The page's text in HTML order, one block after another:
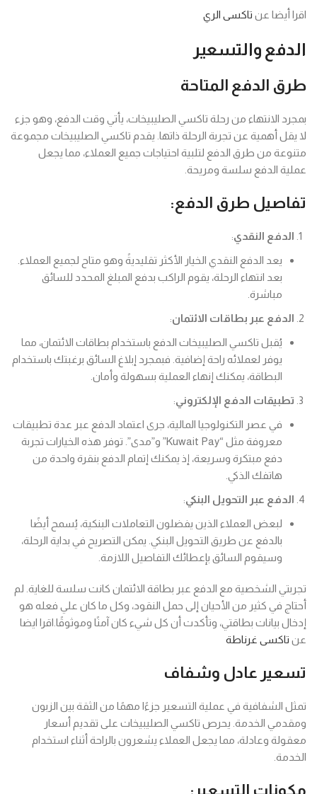
اقرا أيضا عن تاكسى الري
الدفع والتسعير
طرق الدفع المتاحة
بمجرد الانتهاء من رحلة تاكسي الصليبيخات، يأتي وقت الدفع، وهو جزء
لا يقل أهمية عن تجربة الرحلة ذاتها. يقدم تاكسي الصليبيخات مجموعة
متنوعة من طرق الدفع لتلبية احتياجات جميع العملاء، مما يجعل
عملية الدفع سلسة ومريحة.
تفاصيل طرق الدفع:
الدفع النقدي:
يعد الدفع النقدي الخيار الأكثر تقليديةً وهو متاح لجميع العملاء.
بعد انتهاء الرحلة، يقوم الراكب بدفع المبلغ المحدد للسائق
مباشرة.
الدفع عبر بطاقات الائتمان:
يُقبل تاكسي الصليبيخات الدفع باستخدام بطاقات الائتمان، مما
يوفر لعملائه راحة إضافية. فبمجرد إبلاغ السائق برغبتك باستخدام
البطاقة، يمكنك إنهاء العملية بسهولة وأمان.
تطبيقات الدفع الإلكتروني:
في عصر التكنولوجيا المالية، جرى اعتماد الدفع عبر عدة تطبيقات
معروفة مثل “Kuwait Pay” و”مدى”. توفر هذه الخيارات تجربة
دفع مبتكرة وسريعة، إذ يمكنك إتمام الدفع بنقرة واحدة من
هاتفك الذكي.
الدفع عبر التحويل البنكي:
لبعض العملاء الذين يفضلون التعاملات البنكية، يُسمح أيضًا
بالدفع عن طريق التحويل البنكي. يمكن التصريح في بداية الرحلة،
وسيقوم السائق بإعطائك التفاصيل اللازمة.
تجربتي الشخصية مع الدفع عبر بطاقة الائتمان كانت سلسة للغاية. لم
أحتاج في كثير من الأحيان إلى حمل النقود، وكل ما كان علي فعله هو
إدخال بيانات بطاقتي، وتأكدت أن كل شيء كان آمنًا وموثوقًا.اقرا ايضا
عن تاكسى غرناطة
تسعير عادل وشفاف
تمثل الشفافية في عملية التسعير جزءًا مهمًا من الثقة بين الزبون
ومقدمي الخدمة. يحرص تاكسي الصليبيخات على تقديم أسعار
معقولة وعادلة، مما يجعل العملاء يشعرون بالراحة أثناء استخدام
الخدمة.
مكونات التسعير: